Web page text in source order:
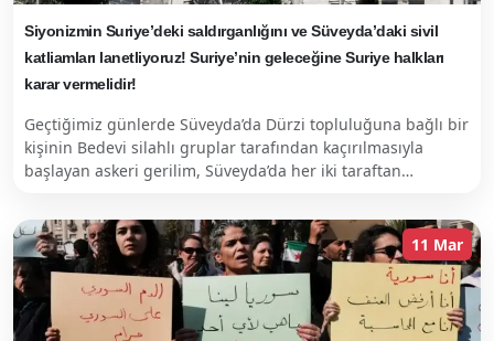
Siyonizmin Suriye’deki saldırganlığını ve Süveyda’daki sivil
katliamları lanetliyoruz! Suriye’nin geleceğine Suriye halkları
karar vermelidir!
Geçtiğimiz günlerde Süveyda’da Dürzi topluluğuna bağlı bir
kişinin Bedevi silahlı gruplar tarafından kaçırılmasıyla
başlayan askeri gerilim, Süveyda’da her iki taraftan…
11 Mar